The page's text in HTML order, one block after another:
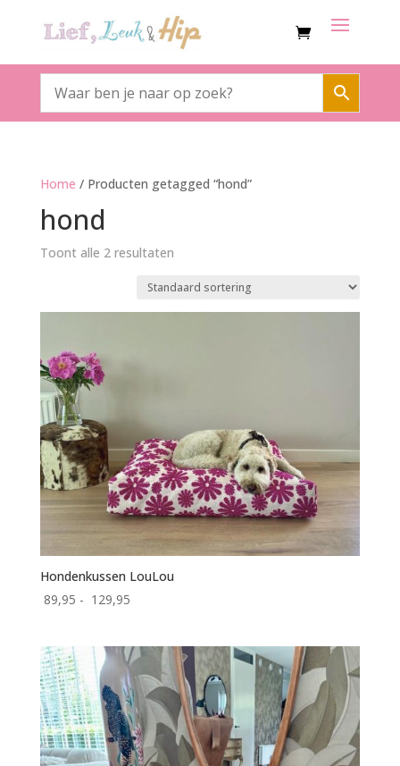
Home / Producten getagged “hond”
hond
Toont alle 2 resultaten
Hondenkussen LouLou
89,95 - 129,95Prijsklasse:
129,95